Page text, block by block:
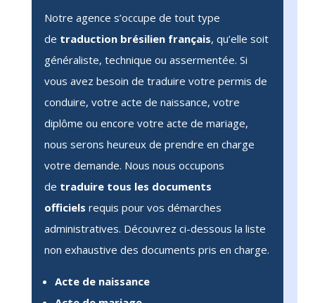
Notre agence s’occupe de tout type
de traduction brésilien français, qu’elle soit
généraliste, technique ou assermentée. Si
vous avez besoin de traduire votre permis de
conduire, votre acte de naissance, votre
diplôme ou encore votre acte de mariage,
nous serons heureux de prendre en charge
votre demande. Nous nous occupons
de traduire tous les documents
officiels requis pour vos démarches
administratives. Découvrez ci-dessous la liste
non exhaustive des documents pris en charge.
Acte de naissance